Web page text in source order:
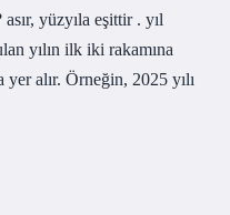
yüzyıla eşittir . yıl
yılın ilk iki rakamına
alır. Örneğin, 2025 yılı